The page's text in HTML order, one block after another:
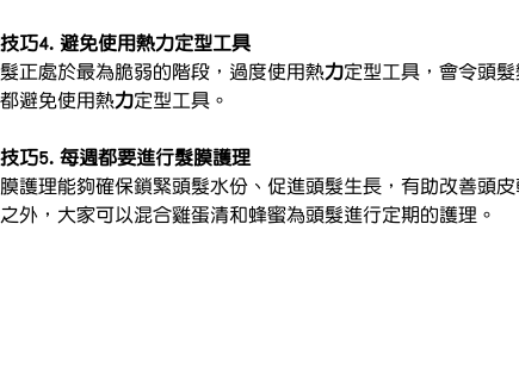
巧4. 避免使用熱力定型工具
正處於最為脆弱的階段，過度使用熱力定型工具，會令頭
避免使用熱力定型工具。
巧5. 每週都要進行髮膜護理
護理能夠確保鎖緊頭髮水份、促進頭髮生長，有助改善頭
外，大家可以混合雞蛋清和蜂蜜為頭髮進行定期的護理。